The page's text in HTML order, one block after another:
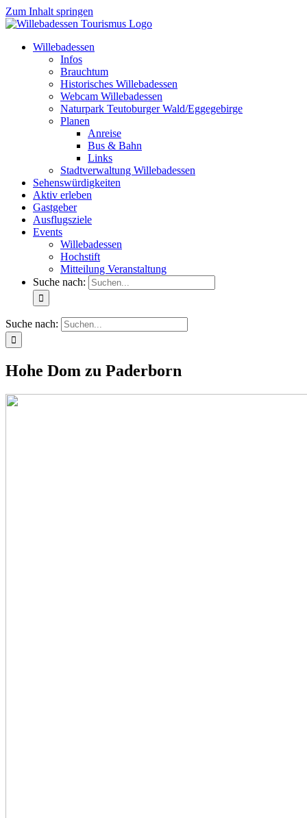
Zum Inhalt springen
Willebadessen
Infos
Brauchtum
Historisches Willebadessen
Webcam Willebadessen
Naturpark Teutoburger Wald/Eggegebirge
Planen
Anreise
Bus & Bahn
Links
Stadtverwaltung Willebadessen
Sehenswürdigkeiten
Aktiv erleben
Gastgeber
Ausflugsziele
Events
Willebadessen
Hochstift
Mitteilung Veranstaltung
Suche nach:
Suche nach:
Hohe Dom zu Paderborn